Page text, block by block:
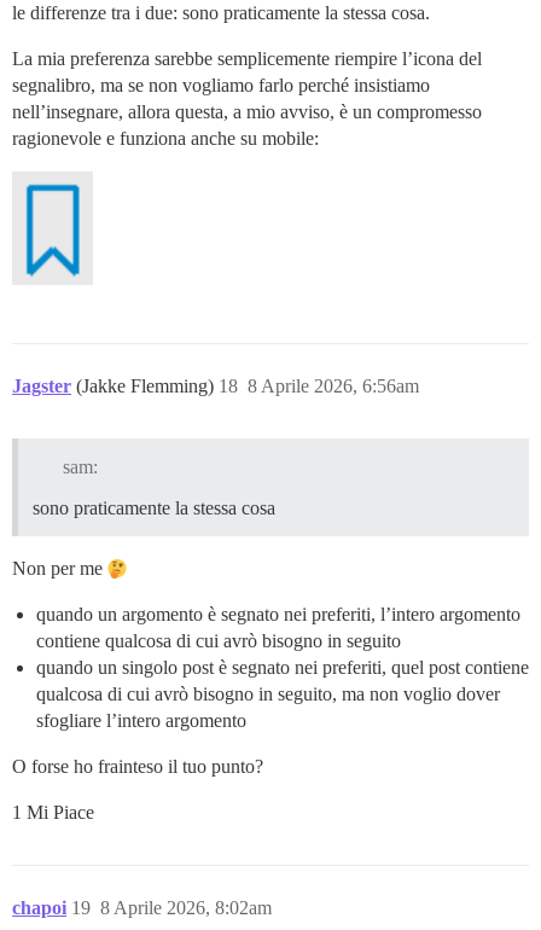
le differenze tra i due: sono praticamente la stessa cosa.
La mia preferenza sarebbe semplicemente riempire l’icona del
segnalibro, ma se non vogliamo farlo perché insistiamo
nell’insegnare, allora questa, a mio avviso, è un compromesso
ragionevole e funziona anche su mobile:
Jagster (Jakke Flemming) 8 Aprile 2026, 6:56am
18
sam:
sono praticamente la stessa cosa
Non per me
quando un argomento è segnato nei preferiti, l’intero argomento
contiene qualcosa di cui avrò bisogno in seguito
quando un singolo post è segnato nei preferiti, quel post contiene
qualcosa di cui avrò bisogno in seguito, ma non voglio dover
sfogliare l’intero argomento
O forse ho frainteso il tuo punto?
1 Mi Piace
chapoi 8 Aprile 2026, 8:02am
19